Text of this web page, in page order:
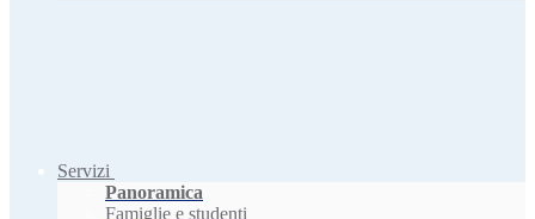
Servizi
Panoramica
Famiglie e studenti